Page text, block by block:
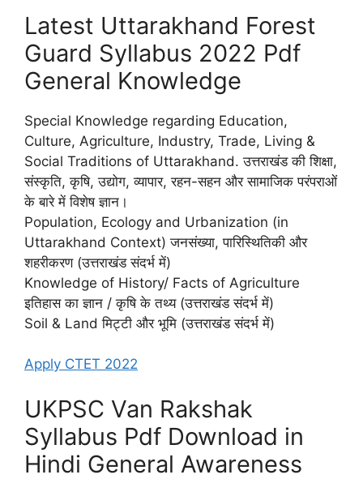
Latest Uttarakhand Forest
Guard Syllabus 2022 Pdf
General Knowledge
Special Knowledge regarding Education,
Culture, Agriculture, Industry, Trade, Living &
Social Traditions of Uttarakhand. उत्तराखंड की शिक्षा,
संस्कृति, कृषि, उद्योग, व्यापार, रहन-सहन और सामाजिक परंपराओं
के बारे में विशेष ज्ञान।
Population, Ecology and Urbanization (in
Uttarakhand Context) जनसंख्या, पारिस्थितिकी और
शहरीकरण (उत्तराखंड संदर्भ में)
Knowledge of History/ Facts of Agriculture
इतिहास का ज्ञान / कृषि के तथ्य (उत्तराखंड संदर्भ में)
Soil & Land मिट्टी और भूमि (उत्तराखंड संदर्भ में)
Apply CTET 2022
UKPSC Van Rakshak
Syllabus Pdf Download in
Hindi General Awareness